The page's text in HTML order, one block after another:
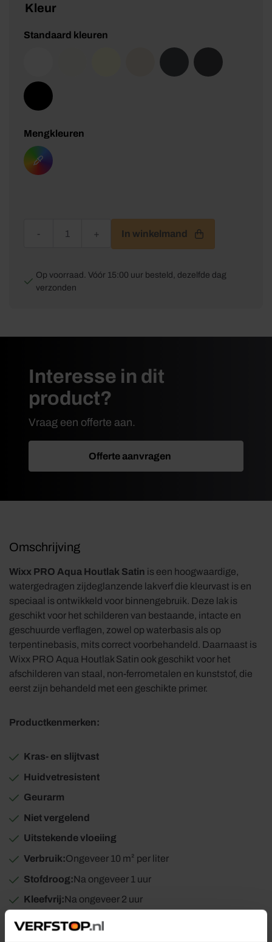
Kleur
Mengkleuren
Standaard kleuren
In winkelmand
Op voorraad. Vóór 15:00 uur besteld, dezelfde dag
verzonden
Interesse in dit
product?
Vraag een offerte aan.
Offerte aanvragen
Omschrijving
Wixx PRO Aqua Houtlak Satin is een hoogwaardige,
watergedragen zijdeglanzende lakverf die kleurvast is en
speciaal is ontwikkeld voor binnengebruik. Deze lak is
geschikt voor het schilderen van bestaande, intacte en
geschuurde verflagen, zowel op waterbasis als op
terpentinebasis, mits correct voorbehandeld. Daarnaast is
Wixx PRO Aqua Houtlak Satin ook geschikt voor het
afschilderen van staal, non-ferrometalen en kunststof, die
eerst zijn behandeld met een geschikte primer.
Productkenmerken:
Kras- en slijtvast
Huidvetresistent
Geurarm
Niet vergelend
Uitstekende vloeiing
Verbruik:Ongeveer 10 m² per liter
Stofdroog:Na ongeveer 1 uur
Kleefvrij:Na ongeveer 2 uur
Overschilderbaar: